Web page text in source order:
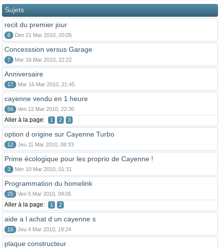
Sujets
recit du premier jour
6 Dim 21 Mar 2010, 20:05
Concesssion versus Garage
7 Mar 16 Mar 2010, 22:22
Anniversaire
17 Mar 16 Mar 2010, 21:45
cayenne vendu en 1 heure
56 Ven 12 Mar 2010, 22:30
Aller à la page: 1 2 3
option d origine sur Cayenne Turbo
12 Jeu 11 Mar 2010, 08:33
Prime écologique pour les proprio de Cayenne !
3 Mer 10 Mar 2010, 01:31
Programmation du homelink
25 Ven 5 Mar 2010, 09:05
Aller à la page: 1 2
aide a l achat d un cayenne s
16 Jeu 4 Mar 2010, 19:24
plaque constructeur